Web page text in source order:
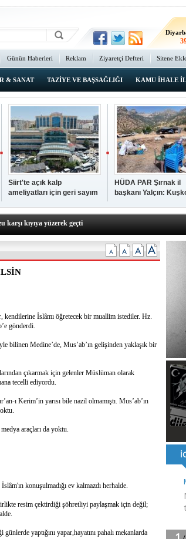
Günün Haberleri Reklam Ziyaretçi Defteri
Sitene
& SANAT TAZİYE VE BAŞSAĞLIĞI KAMU İHALE
Siirt'te açık kalp
ameliyatları için geri sayım
HÜDA PAR Şırnak il
başkanı Yalçın:
dönmek istiyor
karşı kıyıya yüzerek geçti
hayat kurtarıyor
başladı
Köyü sakinleri, köylerine dönmek
büyük olumsuzluklardan biri de sanal
Ana İsale Hattını Yeniliyor
yineledi
barışla son buldu
ÖTV ve KDV alınmamalı
2 bin 737'ye yükseldi
kendilerine İslâmı öğretecek bir muallim istediler. Hz.
gönderdi.
bilinen Medine’de, Mus’ab’ın gelişinden yaklaşık bir
çıkarmak için gelenler Müslüman olarak
tecelli ediyordu.
ı Kerim’in yarısı bile nazil olmamıştı. Mus’ab’ın
araçları da yoktu.
konuşulmadığı ev kalmazdı herhalde.
resim çektirdiği şöhretliyi paylaşmak için değil;
yaptığını yapar,hayatını pahalı mekanlarda